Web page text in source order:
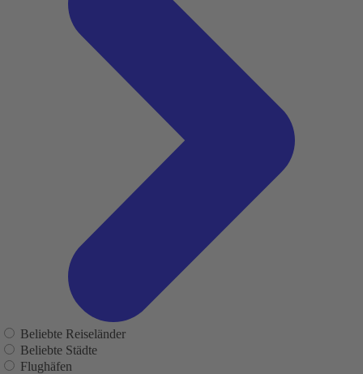
Beliebte Reiseländer
Beliebte Städte
Flughäfen